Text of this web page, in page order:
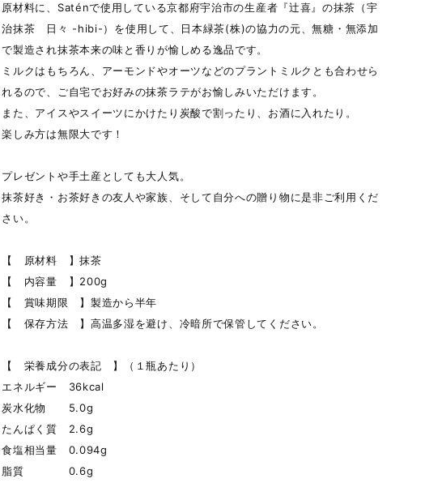
原材料に、Saténで使用している京都府宇治市の生産者『辻喜』の抹茶（宇
治抹茶 日々 -hibi-）を使用して、日本緑茶(株)の協力の元、無糖・無添加
で製造され抹茶本来の味と香りが愉しめる逸品です。
ミルクはもちろん、アーモンドやオーツなどのプラントミルクとも合わせら
れるので、ご自宅でお好みの抹茶ラテがお愉しみいただけます。
また、アイスやスイーツにかけたり炭酸で割ったり、お酒に入れたり。
楽しみ方は無限大です！
プレゼントや手土産としても大人気。
抹茶好き・お茶好きの友人や家族、そして自分への贈り物に是非ご利用くだ
さい。
【 原材料 】抹茶
【 内容量 】200g
【 賞味期限 】製造から半年
【 保存方法 】高温多湿を避け、冷暗所で保管してください。
【 栄養成分の表記 】（１瓶あたり）
エネルギー 36kcal
炭水化物 5.0g
たんぱく質 2.6g
食塩相当量 0.094g
脂質 0.6g